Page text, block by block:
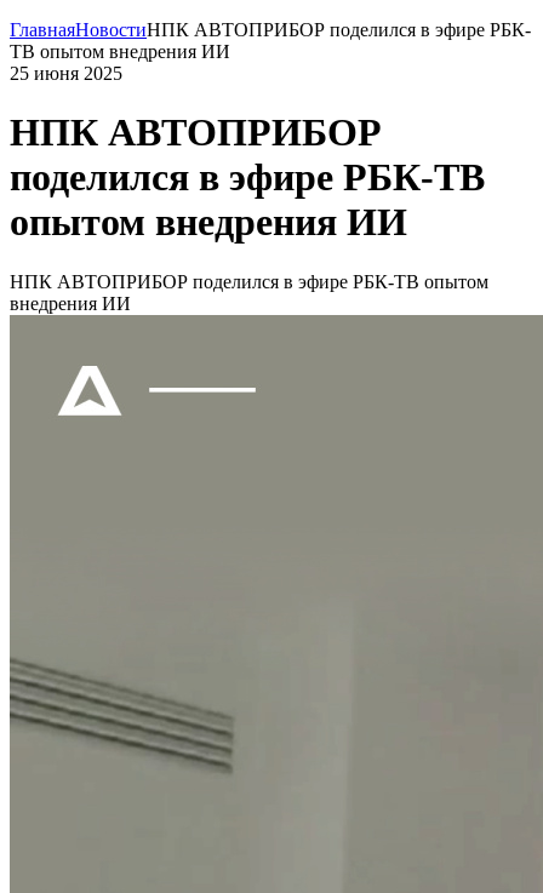
ГлавнаяНовостиНПК АВТОПРИБОР поделился в эфире РБК-
ТВ опытом внедрения ИИ
25 июня 2025
НПК АВТОПРИБОР
поделился в эфире РБК-ТВ
опытом внедрения ИИ
НПК АВТОПРИБОР поделился в эфире РБК-ТВ опытом
внедрения ИИ